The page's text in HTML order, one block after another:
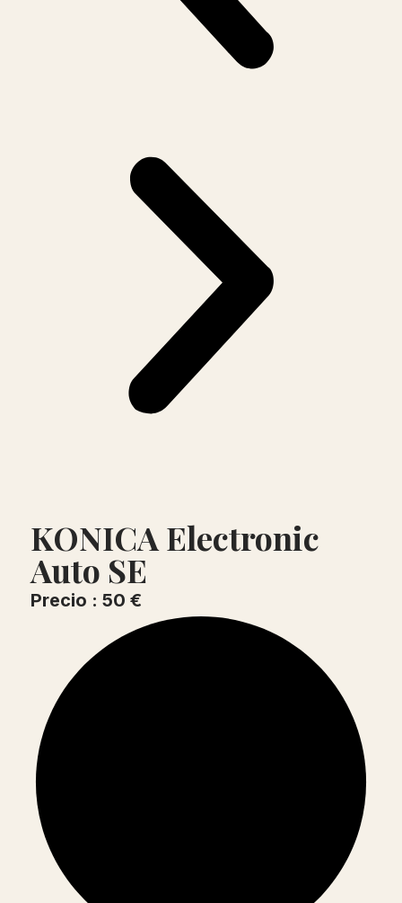
KONICA Electronic
Auto SE
Precio : 50 €